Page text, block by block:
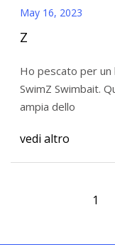
May 16, 2023
Z
Ho pescato per un
SwimZ Swimbait. Questa esca si trova all'estremità più
ampia dello
vedi altro
1